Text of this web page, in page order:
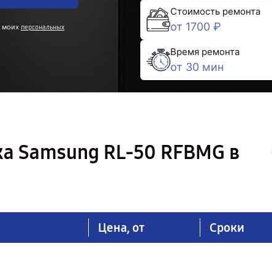
моих персональных
Стоимость ремонта
от 1700 ₽
Время ремонта
от 30 мин
Samsung RL-50 RFBMG в
Цена, от Сроки